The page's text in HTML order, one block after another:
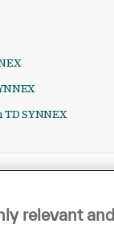
SYNNEX
relevant